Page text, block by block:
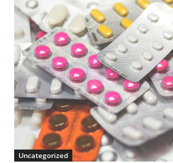
Uncategorized